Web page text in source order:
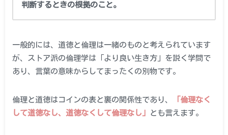
判断するときの根拠のこと。
一般的には、道徳と倫理は一緒のものと考えられています
が、ストア派の倫理学は「より良い生き方」を説く学問で
あり、言葉の意味からしてまったくの別物です。
倫理と道徳はコインの表と裏の関係性であり、
「倫理なく
して道徳なし、道徳なくして倫理なし」
とも言えます。